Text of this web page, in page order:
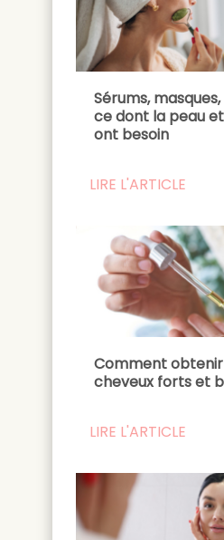
Sérums,
ce dont la peau
ont besoin
LIRE L'ARTICLE
Comment
cheveux forts et
LIRE L'ARTICLE